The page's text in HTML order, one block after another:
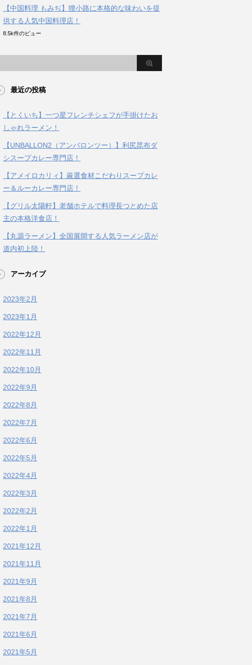
【中国料理 もみぢ】狸小路に本格的な味わいを提
供する人気中国料理店！
8.5k件のビュー
最近の投稿
【とくいち】一つ星フレンチシェフが手掛けたお
しゃれラーメン！
【UNBALLON2（アンバロンツー）】利尻昆布ダ
シスープカレー専門店！
【アメイロカリィ】厳選食材こだわりスープカレ
ー＆ルーカレー専門店！
【グリル太陽軒】老舗ホテルで料理長つとめた店
主の本格洋食店！
【丸源ラーメン】全国展開する人気ラーメン店が
道内初上陸！
アーカイブ
2023年2月
2023年1月
2022年12月
2022年11月
2022年10月
2022年9月
2022年8月
2022年7月
2022年6月
2022年5月
2022年4月
2022年3月
2022年2月
2022年1月
2021年12月
2021年11月
2021年9月
2021年8月
2021年7月
2021年6月
2021年5月